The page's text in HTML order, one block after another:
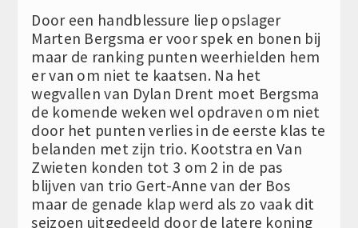
Door een handblessure liep opslager
Marten Bergsma er voor spek en bonen bij
maar de ranking punten weerhielden hem
er van om niet te kaatsen. Na het
wegvallen van Dylan Drent moet Bergsma
de komende weken wel opdraven om niet
door het punten verlies in de eerste klas te
belanden met zijn trio. Kootstra en Van
Zwieten konden tot 3 om 2 in de pas
blijven van trio Gert-Anne van der Bos
maar de genade klap werd als zo vaak dit
seizoen uitgedeeld door de latere koning